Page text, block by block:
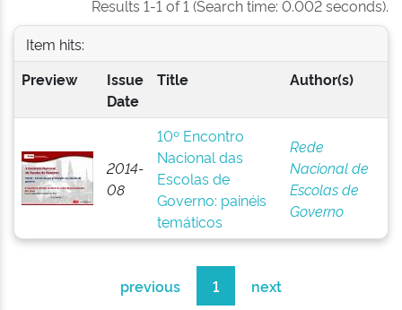
Results 1-1 of 1 (Search time: 0.002 seconds).
Item hits:
Preview
Issue
Date
Title Author(s)
2014-
08
10º Encontro
Nacional das
Escolas de
Governo: painéis
temáticos
Rede
Nacional de
Escolas de
Governo
previous 1 next